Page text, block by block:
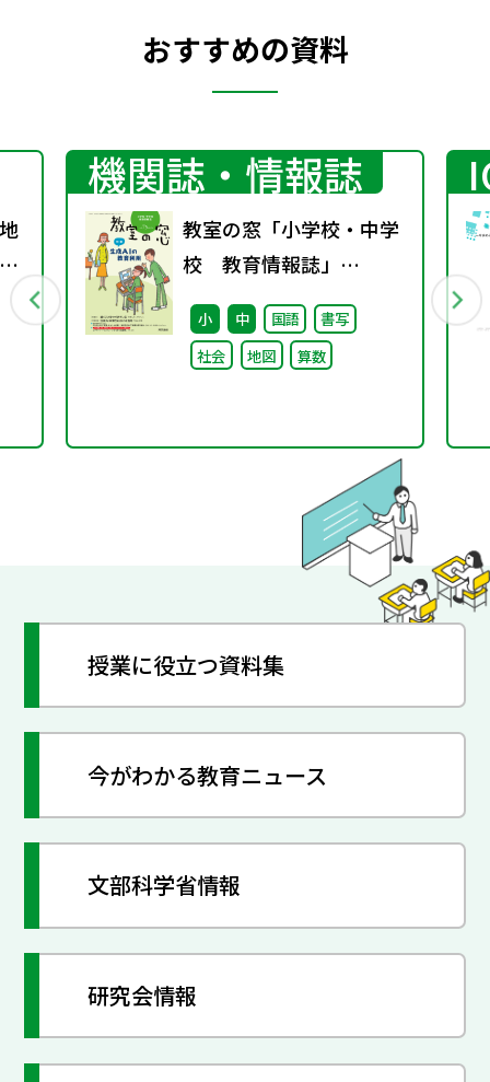
おすすめの資料
機関誌・情報誌
教室の窓「小学校・中学
校 教育情報誌」
vol.75 2025年4月発行
小 中 国語
書写
社会
地図 算数
授業に役立つ資料集
今がわかる教育ニュース
文部科学省情報
研究会情報